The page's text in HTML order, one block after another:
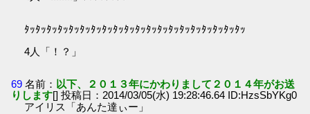
ﾀｯﾀｯﾀｯﾀｯﾀｯﾀｯﾀｯﾀｯﾀｯﾀｯﾀｯﾀｯﾀｯﾀｯﾀｯﾀｯﾀｯﾀｯﾀｯﾀｯ
4人「！？」
69 名前： 以下、２０１３年にかわりまして２０１４年がお送
りします[] 投稿日：2014/03/05(水) 19:28:46.64 ID:HzsSbYKg0
アイリス「あんた達ぃー」